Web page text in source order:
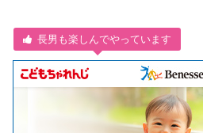
長男も楽しんでやっています